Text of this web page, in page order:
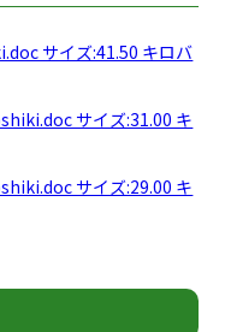
サイズ:41.50 キロバ
サイズ:31.00 キ
サイズ:29.00 キ